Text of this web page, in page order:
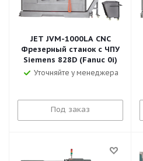
JET JVM-1000LA CNC
Фрезерный станок с ЧПУ
Siemens 828D (Fanuc 0i)
Уточняйте у менеджера
Под заказ